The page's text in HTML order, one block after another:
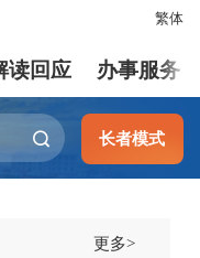
繁体
读回应 办事服务
长者模式
更多>